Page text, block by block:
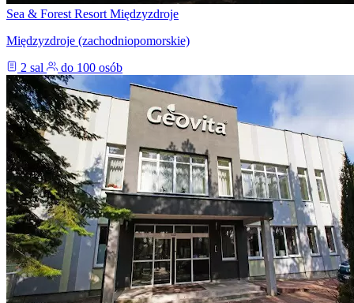
Sea & Forest Resort Międzyzdroje
Międzyzdroje (zachodniopomorskie)
2 sal
do 100 osób